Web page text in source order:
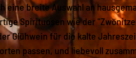
breite Auswahl an
Spirituosen wie der
Glühwein für die kalte
passen, und liebevoll